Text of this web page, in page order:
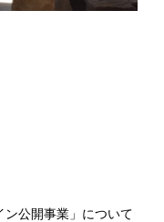
公開事業」について